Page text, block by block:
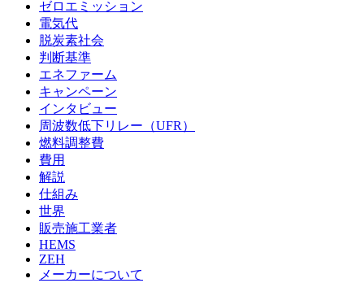
ゼロエミッション
電気代
脱炭素社会
判断基準
エネファーム
キャンペーン
インタビュー
周波数低下リレー（UFR）
燃料調整費
費用
解説
仕組み
世界
販売施工業者
HEMS
ZEH
メーカーについて